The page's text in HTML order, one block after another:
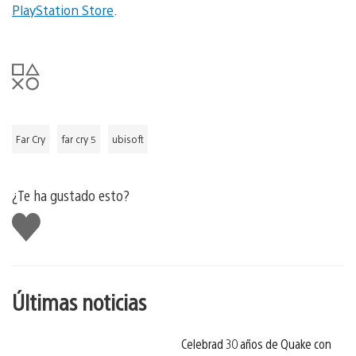
PlayStation Store
Far Cry far cry 5 ubisoft
¿Te ha gustado esto?
Me
gusta
Últimas noticias
Celebrad 30 años de Quake con